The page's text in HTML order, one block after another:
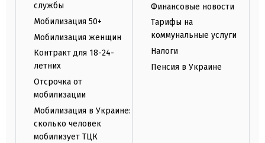
службы
Мобилизация 50+
Мобилизация женщин
Контракт для 18-24-
летних
Отсрочка от
мобилизации
Мобилизация в Украине:
сколько человек
мобилизует ТЦК
Финансовые новости
Тарифы на
коммунальные услуги
Налоги
Пенсия в Украине